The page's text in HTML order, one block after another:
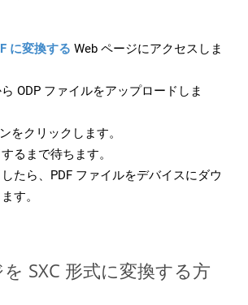
に変換する Web ページにアクセスしま
ODP ファイルをアップロードしま
をクリックします。
るまで待ちます。
たら、PDF ファイルをデバイスにダウ
す。
SXC 形式に変換する方